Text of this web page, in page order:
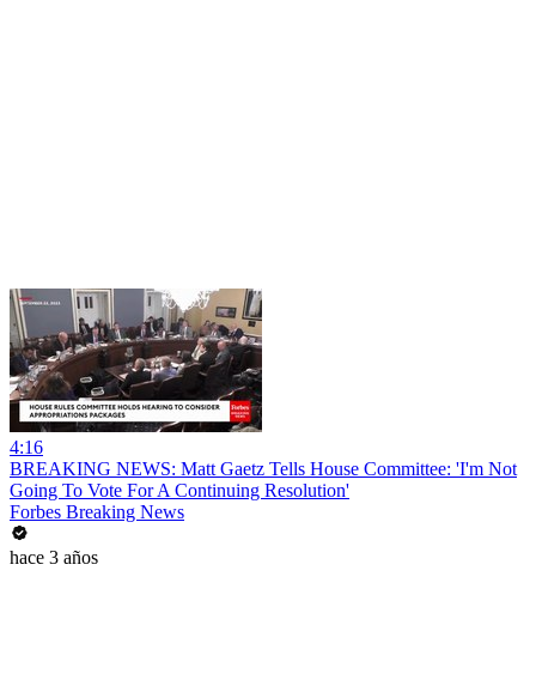
4:16
BREAKING NEWS: Matt Gaetz Tells House Committee: 'I'm Not
Going To Vote For A Continuing Resolution'
Forbes Breaking News
hace 3 años